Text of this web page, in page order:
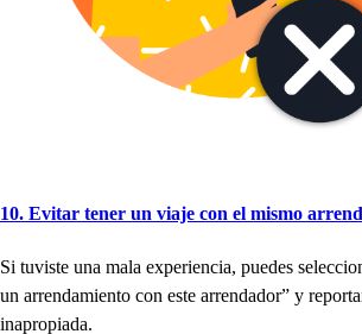
10. Evitar tener un viaje con el mismo
Si tuviste una mala experiencia, puedes s
un arrendamiento con este arrendador” y report
inapropiada.